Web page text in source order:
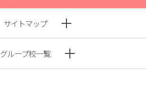
サイトマップ
グループ校一覧